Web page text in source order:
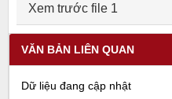
Xem trước file 1
VĂN BẢN LIÊN QUAN
Dữ liệu đang cập nhật